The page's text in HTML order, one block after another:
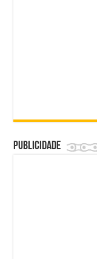
Publicidade